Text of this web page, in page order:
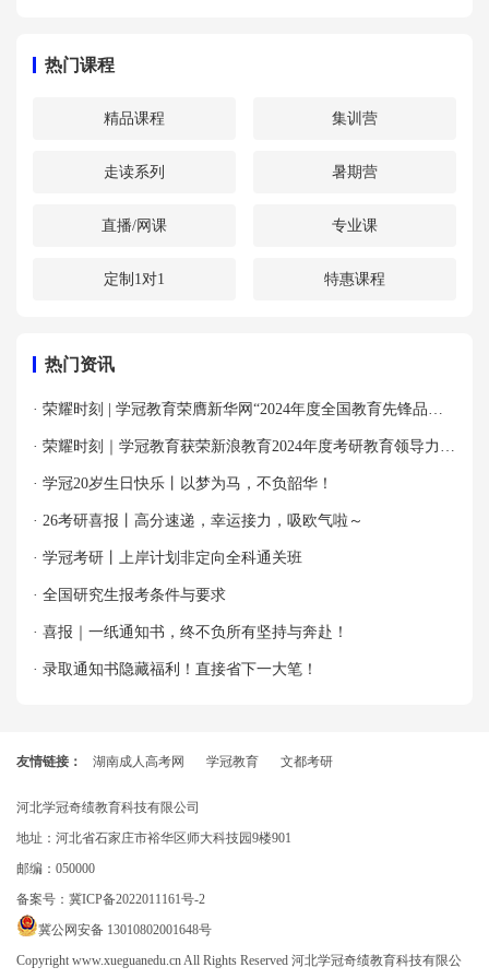
热门课程
精品课程 集训营
走读系列 暑期营
直播/网课 专业课
定制1对1 特惠课程
热门资讯
· 荣耀时刻 | 学冠教育荣膺新华网“2024年度全国教育先锋品牌
优秀案例”殊荣！
· 荣耀时刻｜学冠教育获荣新浪教育2024年度考研教育领导力品
牌！
· 学冠20岁生日快乐丨以梦为马，不负韶华！
· 26考研喜报丨高分速递，幸运接力，吸欧气啦～
· 学冠考研丨上岸计划非定向全科通关班
· 全国研究生报考条件与要求
· 喜报｜一纸通知书，终不负所有坚持与奔赴！
· 录取通知书隐藏福利！直接省下一大笔！
友情链接： 湖南成人高考网 学冠教育 文都考研
河北学冠奇绩教育科技有限公司
地址：河北省石家庄市裕华区师大科技园9楼901
邮编：050000
备案号： 冀ICP备2022011161号-2
冀公网安备 13010802001648号
Copyright www.xueguanedu.cn All Rights Reserved 河北学冠奇绩教育科技有限公